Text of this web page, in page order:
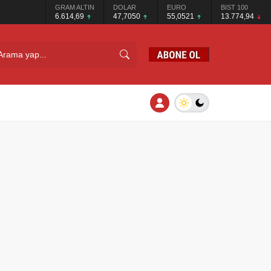
GRAM ALTIN
6.614,69
DOLAR
47,7050
EURO
55,0521
BIST 100
13.774,94